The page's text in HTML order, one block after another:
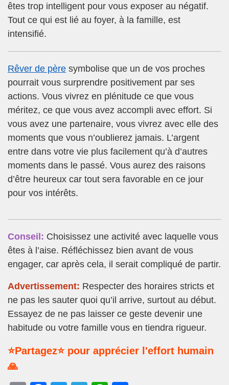
êtes trop intelligent pour vous exposer au négatif.
Tout ce qui est lié au foyer, à la famille, est
intensifié.
Rêver de père symbolise que un de vos proches
pourrait vous surprendre positivement par ses
actions. Vous vivrez en plénitude ce que vous
méritez, ce que vous avez accompli avec effort. Si
vous avez une partenaire, vous vivrez avec elle des
moments que vous n’oublierez jamais. L’argent
entre dans votre vie plus facilement qu’à d’autres
moments dans le passé. Vous aurez des raisons
d’être heureux car tout sera favorable en ce jour
pour vos intérêts.
Conseil: Choisissez une activité avec laquelle vous
êtes à l’aise. Réfléchissez bien avant de vous
engager, car après cela, il serait compliqué de partir.
Advertissement: Respecter des horaires stricts et
ne pas les sauter quoi qu’il arrive, surtout au début.
Essayez de ne pas laisser ce geste devenir une
habitude ou votre famille vous en tiendra rigueur.
⭐Partagez⭐ pour apprécier l'effort humain
🙏